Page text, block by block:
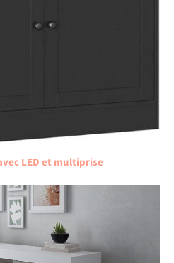
LED et multiprise